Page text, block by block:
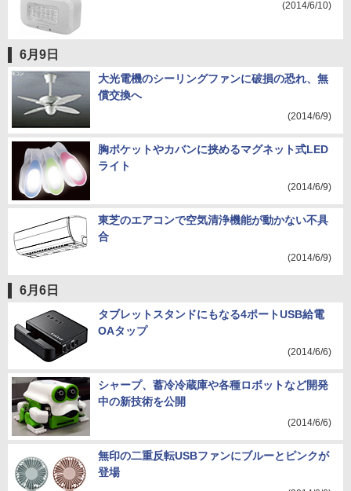
(2014/6/10)
6月9日
大光電機のシーリングファンに破損の恐れ、無
償交換へ
(2014/6/9)
胸ポケットやカバンに挟めるマグネット式LED
ライト
(2014/6/9)
東芝のエアコンで空気清浄機能が動かない不具
合
(2014/6/9)
6月6日
タブレットスタンドにもなる4ポートUSB給電
OAタップ
(2014/6/6)
シャープ、蓄冷冷蔵庫や各種ロボットなど開発
中の新技術を公開
(2014/6/6)
無印の二重反転USBファンにブルーとピンクが
登場